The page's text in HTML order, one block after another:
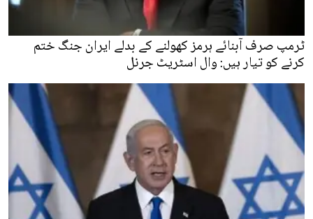
ٹرمپ صرف آبنائے ہرمز کھولنے کے بدلے ایران جنگ ختم
کرنے کو تیار ہیں: وال اسٹریٹ جرنل